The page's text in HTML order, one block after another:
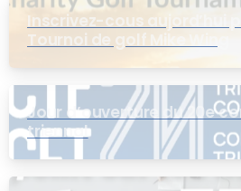
Inscrivez-cous aujord’hui
Tournoi de golf Mike Wing
Jour d’ouverture du 20e
triennal